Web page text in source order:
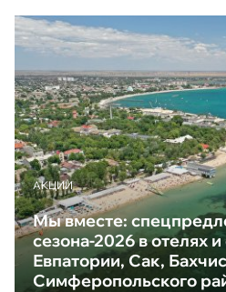
АКЦИИ
Мы вместе:
сезона-2026 в отелях
Евпатории, Сак,
Симферопольского